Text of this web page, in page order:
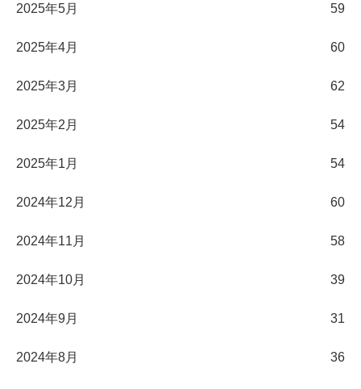
2025年5月 59
2025年4月 60
2025年3月 62
2025年2月 54
2025年1月 54
2024年12月 60
2024年11月 58
2024年10月 39
2024年9月 31
2024年8月 36